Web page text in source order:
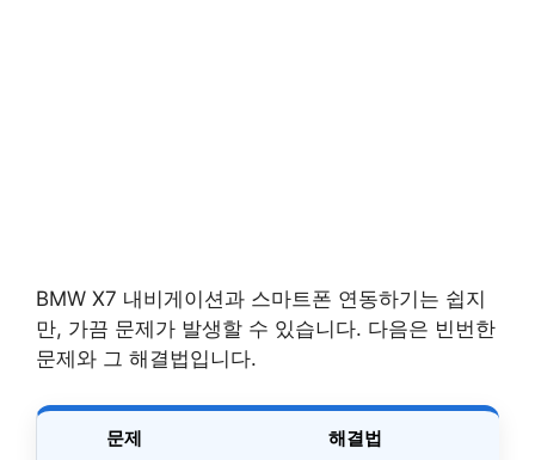
BMW X7 내비게이션과 스마트폰 연동하기는 쉽지
만, 가끔 문제가 발생할 수 있습니다. 다음은 빈번한
문제와 그 해결법입니다.
문제 해결법